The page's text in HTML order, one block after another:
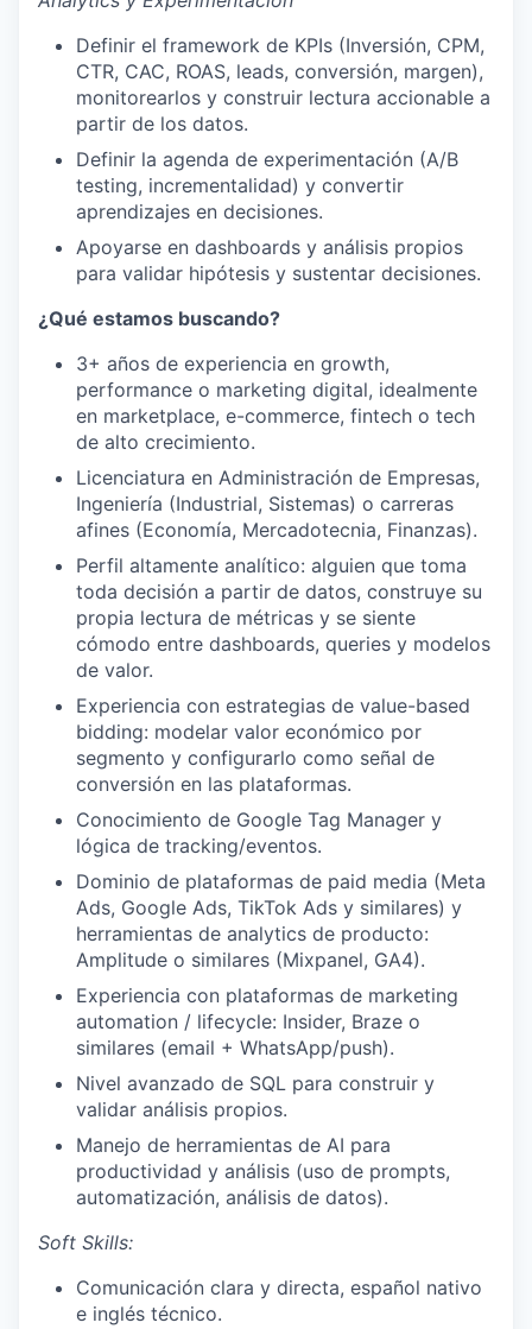
Definir el framework de KPIs (Inversión, CPM,
CTR, CAC, ROAS, leads, conversión, margen),
monitorearlos y construir lectura accionable a
partir de los datos.
Definir la agenda de experimentación (A/B
testing, incrementalidad) y convertir
aprendizajes en decisiones.
Apoyarse en dashboards y análisis propios
para validar hipótesis y sustentar decisiones.
¿Qué estamos buscando?
3+ años de experiencia en growth,
performance o marketing digital, idealmente
en marketplace, e-commerce, fintech o tech
de alto crecimiento.
Licenciatura en Administración de Empresas,
Ingeniería (Industrial, Sistemas) o carreras
afines (Economía, Mercadotecnia, Finanzas).
Perfil altamente analítico: alguien que toma
toda decisión a partir de datos, construye su
propia lectura de métricas y se siente
cómodo entre dashboards, queries y modelos
de valor.
Experiencia con estrategias de value-based
bidding: modelar valor económico por
segmento y configurarlo como señal de
conversión en las plataformas.
Conocimiento de Google Tag Manager y
lógica de tracking/eventos.
Dominio de plataformas de paid media (Meta
Ads, Google Ads, TikTok Ads y similares) y
herramientas de analytics de producto:
Amplitude o similares (Mixpanel, GA4).
Experiencia con plataformas de marketing
automation / lifecycle: Insider, Braze o
similares (email + WhatsApp/push).
Nivel avanzado de SQL para construir y
validar análisis propios.
Manejo de herramientas de AI para
productividad y análisis (uso de prompts,
automatización, análisis de datos).
Soft Skills:
Comunicación clara y directa, español nativo
e inglés técnico.